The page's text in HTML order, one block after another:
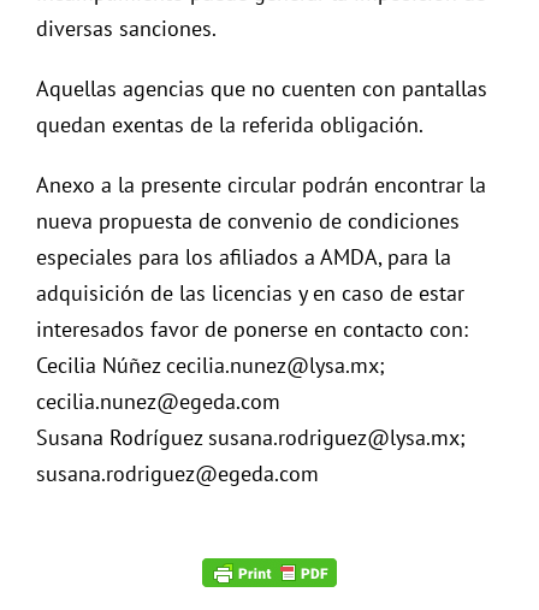
diversas sanciones.
Aquellas agencias que no cuenten con pantallas
quedan exentas de la referida obligación.
Anexo a la presente circular podrán encontrar la
nueva propuesta de convenio de condiciones
especiales para los afiliados a AMDA, para la
adquisición de las licencias y en caso de estar
interesados favor de ponerse en contacto con:
Cecilia Núñez cecilia.nunez@lysa.mx;
cecilia.nunez@egeda.com
Susana Rodríguez susana.rodriguez@lysa.mx;
susana.rodriguez@egeda.com